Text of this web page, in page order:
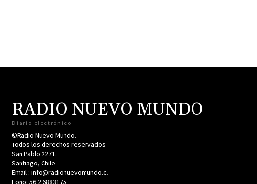
RADIO NUEVO MUNDO
Diario electrónico
©Radio Nuevo Mundo.
Todos los derechos reservados
San Pablo 2271.
Santiago, Chile
Email : info@radionuevomundo.cl
Fono: 56 2 6883175